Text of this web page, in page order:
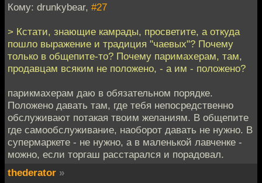
Кому: drunkybear, #27
> Кстати, знающие камрады, просветите, а откуда
пошло выражение и традиция "чаевых"? Почему
только в общепите-то? Почему паримахерам, там,
продавцам всяким не положено, - а им - положено?
парикмахерам даю в обязательном порядке.
Положено давать там, где тебя непосредственно
обслуживают потакая твоим желаниям. В общепите
где самообслуживание, наоборот давать не нужно. В
супермаркете - не нужно, а в маленькой лавченке -
можно, если торгаш расстарался и порадовал.
thederator »